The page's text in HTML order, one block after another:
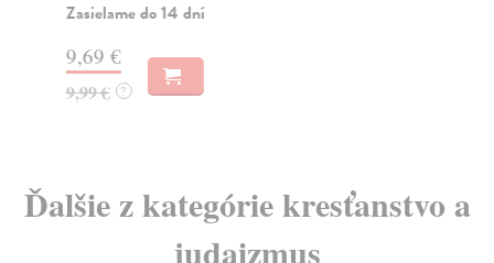
Zasielame do 14 dní
9,69 €
9,99 € ?
Ďalšie z kategórie kresťanstvo a
judaizmus